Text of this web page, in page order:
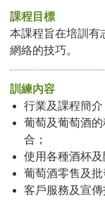
課程目標
本課程旨在培訓有
網絡的技巧。
訓練內容
行業及課程簡介
葡萄及葡萄酒
合；
使用各種酒杯及
葡萄酒零售及批
客戶服務及宣傳